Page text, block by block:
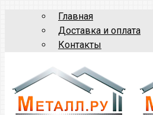
Главная
Доставка и оплата
Контакты